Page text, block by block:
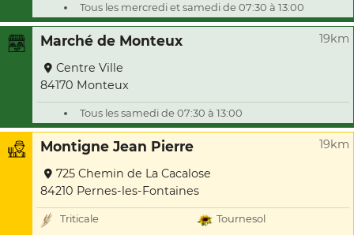
Tous les mercredi et samedi de 07:30 à 13:00
Marché de Monteux 19km
Centre Ville
84170 Monteux
Tous les samedi de 07:30 à 13:00
Montigne Jean Pierre 19km
725 Chemin de La Cacalose
84210 Pernes-les-Fontaines
Triticale
Tournesol